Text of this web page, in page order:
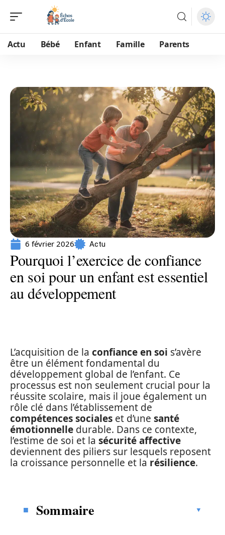
Actu Bébé Enfant Famille Parents
6 février 2026 Actu
Pourquoi l’exercice de confiance
en soi pour un enfant est essentiel
au développement
L’acquisition de la confiance en soi s’avère
être un élément fondamental du
développement global de l’enfant. Ce
processus est non seulement crucial pour la
réussite scolaire, mais il joue également un
rôle clé dans l’établissement de
compétences sociales et d’une santé
émotionnelle durable. Dans ce contexte,
l’estime de soi et la sécurité affective
deviennent des piliers sur lesquels reposent
la croissance personnelle et la résilience.
Sommaire